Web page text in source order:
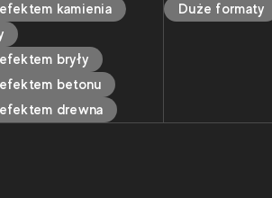
kamienia
bryły
betonu
drewna
Duże formaty